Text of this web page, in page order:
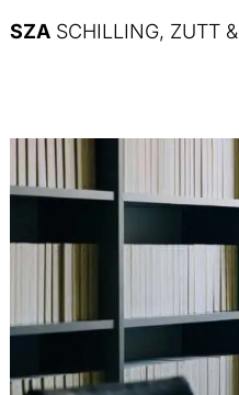
SZA SCHILLING, ZUTT